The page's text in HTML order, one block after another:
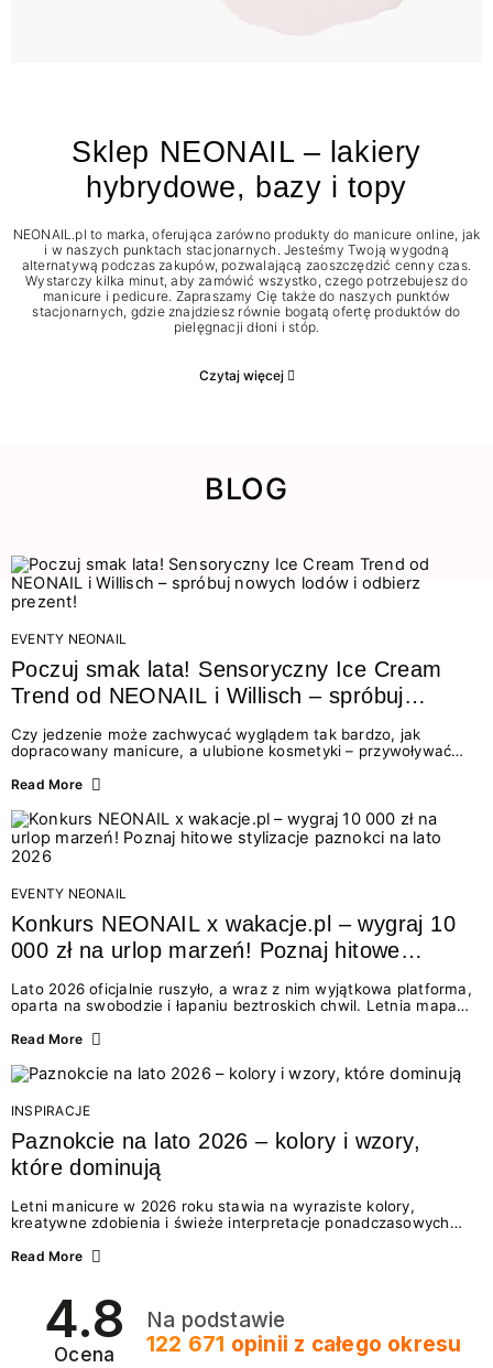
Sklep NEONAIL – lakiery
hybrydowe, bazy i topy
NEONAIL.pl to marka, oferująca zarówno produkty do manicure online, jak
i w naszych punktach stacjonarnych. Jesteśmy Twoją wygodną
alternatywą podczas zakupów, pozwalającą zaoszczędzić cenny czas.
Wystarczy kilka minut, aby zamówić wszystko, czego potrzebujesz do
manicure i pedicure. Zapraszamy Cię także do naszych punktów
stacjonarnych, gdzie znajdziesz równie bogatą ofertę produktów do
pielęgnacji dłoni i stóp.
Czytaj więcej
BLOG
EVENTY NEONAIL
Poczuj smak lata! Sensoryczny Ice Cream
Trend od NEONAIL i Willisch – spróbuj
nowych lodów i odbierz prezent!
Czy jedzenie może zachwycać wyglądem tak bardzo, jak
dopracowany manicure, a ulubione kosmetyki – przywoływać
świata beauty i oszałamiających deserów to coś więcej niż
zmysłami: przez soczysty kolor, aksamitną teksturę,
orzeźwiający zapach i słodki akcent na podniebieniu. Tego lata
NEONAIL łączy siły z marką Willisch, tworząc unikalny projekt
na styku jedzenia i piękna....
Read More
EVENTY NEONAIL
Konkurs NEONAIL x wakacje.pl – wygraj 10
000 zł na urlop marzeń! Poznaj hitowe
Lato 2026 oficjalnie ruszyło, a wraz z nim wyjątkowa platforma,
oparta na swobodzie i łapaniu beztroskich chwil. Letnia mapa
doświadczenia wakacji – od spontanicznych wyjazdów, przez
Motywem przewodnim jest eksplorowanie i kolekcjonowanie
letnich momentów. Z tej okazji przygotowaliśmy coś absolutnie
wyjątkowego: wielki konkurs z wakacje.pl oraz dawkę
najgorętszych trendów w...
Read More
INSPIRACJE
Paznokcie na lato 2026 – kolory i wzory,
które dominują
Letni manicure w 2026 roku stawia na wyraziste kolory,
kreatywne zdobienia i świeże interpretacje ponadczasowych
zarówno energetycznych odcieni inspirowanych wakacjami, jak
2026? Znajdź inspirację dla swojego manicure!
Read More
4.8
Ocena
Na podstawie
122 671 opinii z całego okresu